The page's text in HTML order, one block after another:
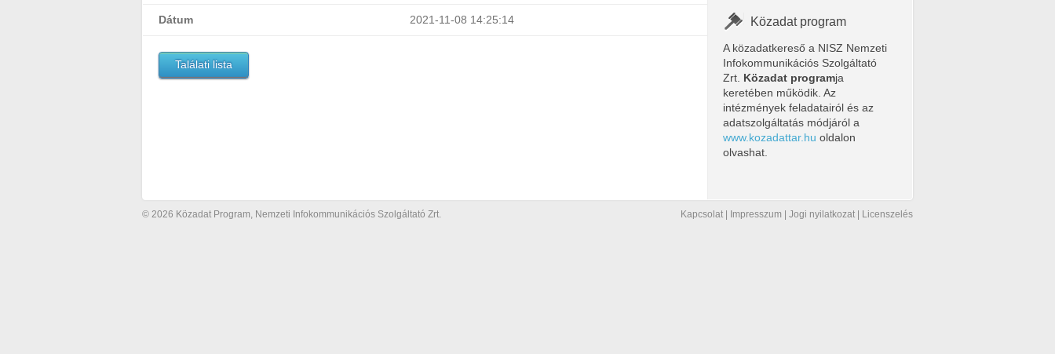
Dátum 2021-11-08 14:25:14
Találati lista
Közadat program
A közadatkereső a NISZ Nemzeti
Infokommunikációs Szolgáltató
Zrt. Közadat programja
keretében működik. Az
intézmények feladatairól és az
adatszolgáltatás módjáról a
www.kozadattar.hu oldalon
olvashat.
© 2026 Közadat Program, Nemzeti Infokommunikációs Szolgáltató Zrt. Kapcsolat Impresszum Jogi nyilatkozat Licenszelés